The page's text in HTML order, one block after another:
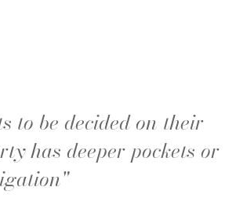
be decided on their
has deeper pockets or